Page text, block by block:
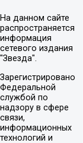
На данном сайте
распространяется
информация
сетевого издания
"Звезда".
Зарегистрировано
Федеральной
службой по
надзору в сфере
связи,
информационных
технологий и